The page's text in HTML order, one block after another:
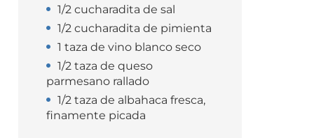
1/2 cucharadita de sal
1/2 cucharadita de pimienta
1 taza de vino blanco seco
1/2 taza de queso
parmesano rallado
1/2 taza de albahaca fresca,
finamente picada